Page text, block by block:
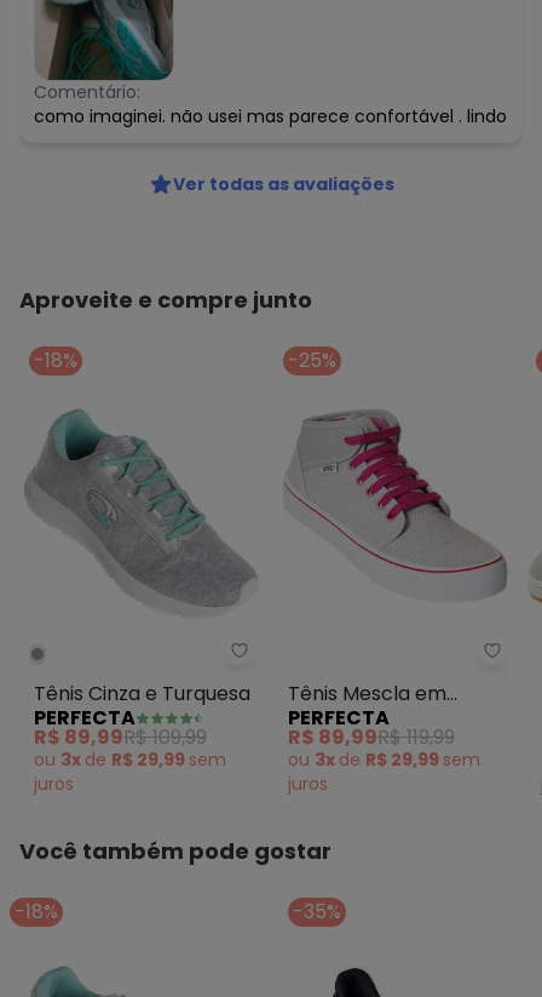
Comentário:
como imaginei. não usei mas parece confortável . lindo
Ver todas as avaliações
Aproveite e compre junto
-18%
Perfecta - Tênis Cinza e
Tênis Cinza e Turquesa
PERFECTA
R$ 89,99R$ 109,99
ou 3x de R$ 29,99 sem
juros
-25%
Tênis Mescla em
Tecido
PERFECTA
R$ 89,99R$ 119,99
ou 3x de R$ 29,99 sem
juros
Você também pode gostar
-18% -35%